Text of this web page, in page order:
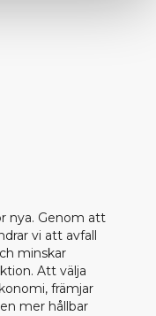
nya. Genom att
vi att avfall
minskar
Att välja
främjar
mer hållbar